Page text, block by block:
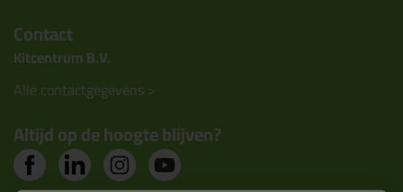
Contact
Kitcentrum B.V.
Alle contactgegevens >
Altijd op de hoogte blijven?